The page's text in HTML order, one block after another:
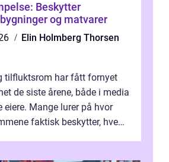
Beskytter
og matvarer
Elin Holmberg Thorsen
tilfluktsrom har fått fornyet
de siste årene, både i media
eiere. Mange lurer på hvor
faktisk beskytter, hvem